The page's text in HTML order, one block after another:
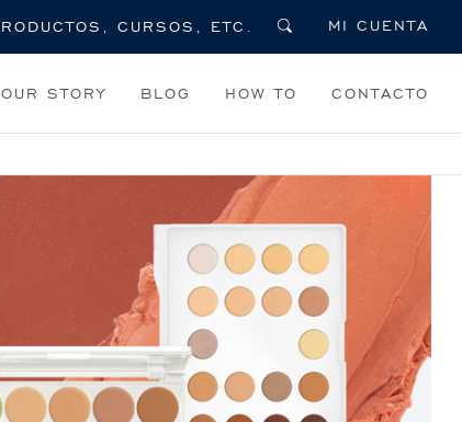
MI CUENTA
OUR STORY BLOG HOW TO CONTACTO